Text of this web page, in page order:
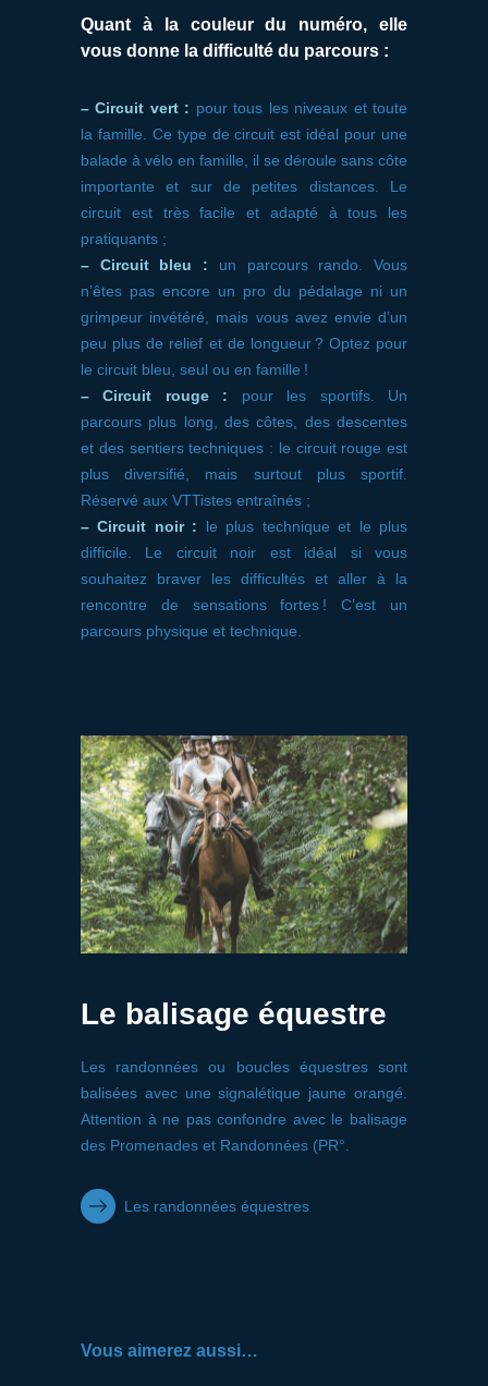
Quant à la couleur du numéro, elle
vous donne la difficulté du parcours :
– Circuit vert : pour tous les niveaux et toute
la famille. Ce type de circuit est idéal pour une
balade à vélo en famille, il se déroule sans côte
importante et sur de petites distances. Le
circuit est très facile et adapté à tous les
pratiquants ;
– Circuit bleu : un parcours rando. Vous
n’êtes pas encore un pro du pédalage ni un
grimpeur invétéré, mais vous avez envie d’un
peu plus de relief et de longueur ? Optez pour
le circuit bleu, seul ou en famille !
– Circuit rouge : pour les sportifs. Un
parcours plus long, des côtes, des descentes
et des sentiers techniques : le circuit rouge est
plus diversifié, mais surtout plus sportif.
Réservé aux VTTistes entraînés ;
– Circuit noir :
le plus technique et le plus
difficile. Le circuit noir est idéal si vous
souhaitez braver les difficultés et aller à la
rencontre de sensations fortes ! C’est un
parcours physique et technique.
Le balisage équestre
Les randonnées ou boucles équestres sont
balisées avec une signalétique jaune orangé.
Attention à ne pas confondre avec le balisage
des Promenades et Randonnées (PR°.
Les randonnées équestres
Vous aimerez aussi…